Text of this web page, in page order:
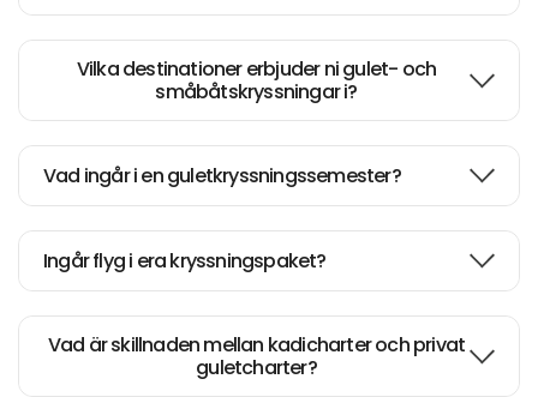
Vilka destinationer erbjuder ni gulet- och
småbåtskryssningar i?
Vad ingår i en guletkryssningssemester?
Ingår flyg i era kryssningspaket?
Vad är skillnaden mellan kadicharter och privat
guletcharter?